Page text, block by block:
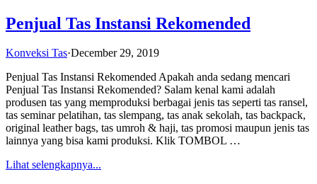
Penjual Tas Instansi Rekomended
Konveksi Tas·December 29, 2019
Penjual Tas Instansi Rekomended Apakah anda sedang mencari
Penjual Tas Instansi Rekomended? Salam kenal kami adalah
produsen tas yang memproduksi berbagai jenis tas seperti tas ransel,
tas seminar pelatihan, tas slempang, tas anak sekolah, tas backpack,
original leather bags, tas umroh & haji, tas promosi maupun jenis tas
lainnya yang bisa kami produksi. Klik TOMBOL …
Lihat selengkapnya...